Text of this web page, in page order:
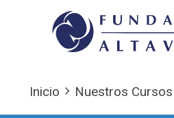
Inicio Nuestros Cursos